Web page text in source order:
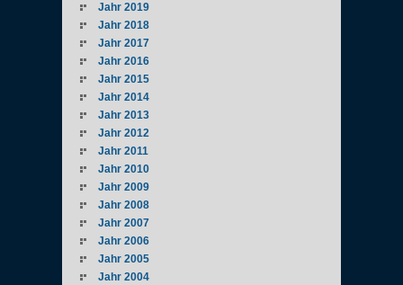
Jahr 2019
Jahr 2018
Jahr 2017
Jahr 2016
Jahr 2015
Jahr 2014
Jahr 2013
Jahr 2012
Jahr 2011
Jahr 2010
Jahr 2009
Jahr 2008
Jahr 2007
Jahr 2006
Jahr 2005
Jahr 2004